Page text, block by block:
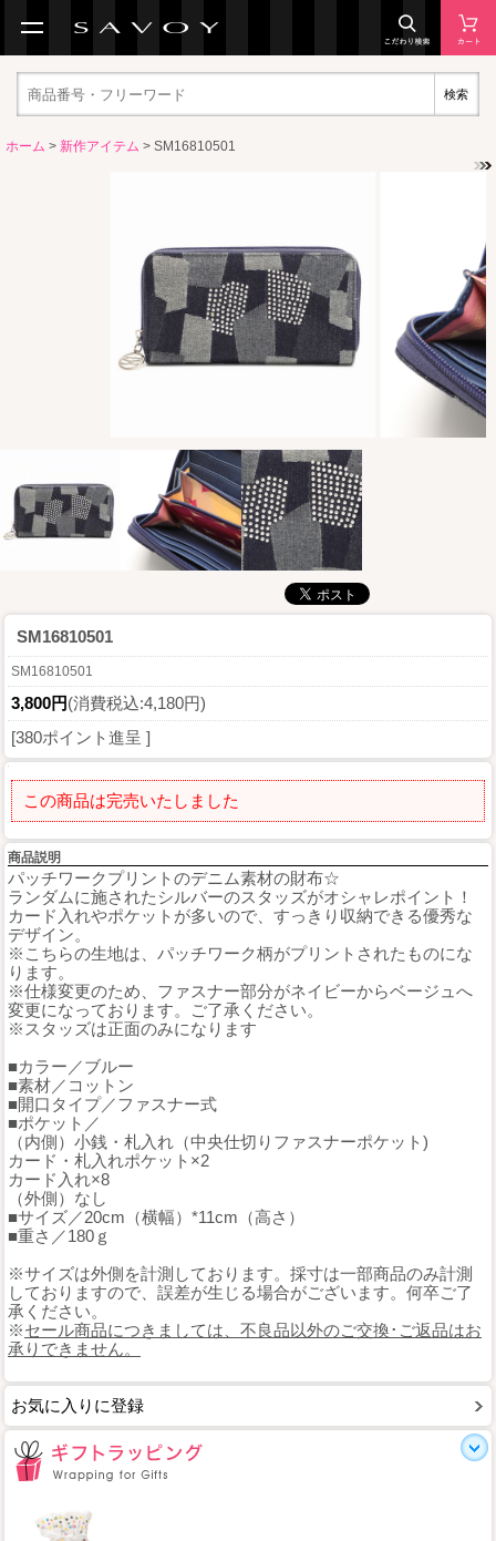
検索
ホーム > 新作アイテム > SM16810501
SM16810501
SM16810501
3,800円(消費税込:4,180円)
[380ポイント進呈 ]
この商品は完売いたしました
商品説明
パッチワークプリントのデニム素材の財布☆
ランダムに施されたシルバーのスタッズがオシャレポイント！
カード入れやポケットが多いので、すっきり収納できる優秀な
デザイン。
※こちらの生地は、パッチワーク柄がプリントされたものにな
ります。
※仕様変更のため、ファスナー部分がネイビーからベージュへ
変更になっております。ご了承ください。
※スタッズは正面のみになります
■カラー／ブルー
■素材／コットン
■開口タイプ／ファスナー式
■ポケット／
（内側）小銭・札入れ（中央仕切りファスナーポケット)
カード・札入れポケット×2
カード入れ×8
（外側）なし
■サイズ／20cm（横幅）*11cm（高さ）
■重さ／180ｇ
※サイズは外側を計測しております。採寸は一部商品のみ計測
しておりますので、誤差が生じる場合がございます。何卒ご了
承ください。
※セール商品につきましては、不良品以外のご交換･ご返品はお
承りできません。
お気に入りに登録